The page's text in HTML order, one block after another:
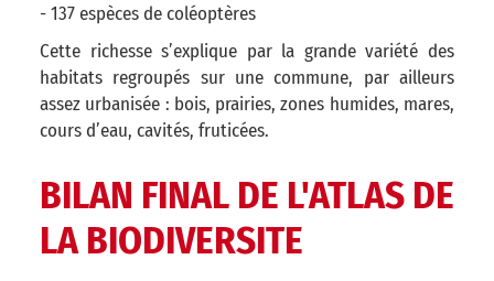
- 137 espèces de coléoptères
Cette richesse s’explique par la grande variété des
habitats regroupés sur une commune, par ailleurs
assez urbanisée : bois, prairies, zones humides, mares,
cours d’eau, cavités, fruticées.
BILAN FINAL DE L'ATLAS DE
LA BIODIVERSITE